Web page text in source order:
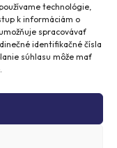
technológie,
k informáciám o
spracovávať
identifikačné čísla
súhlasu môže mať
sa stane nielen
ako
a motivovať ich k
začať s
zverejnila na